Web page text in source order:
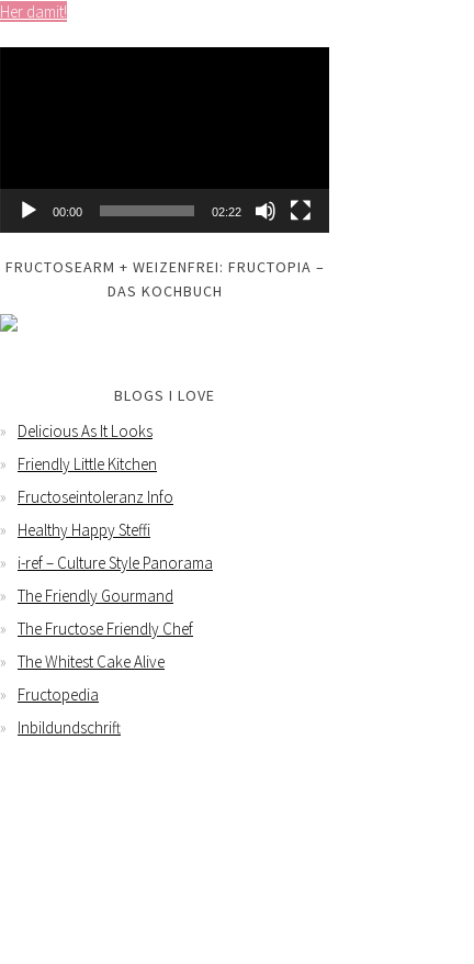
Her damit!
00:00 02:22
FRUCTOSEARM + WEIZENFREI: FRUCTOPIA –
DAS KOCHBUCH
BLOGS I LOVE
Delicious As It Looks
Friendly Little Kitchen
Fructoseintoleranz Info
Healthy Happy Steffi
i-ref – Culture Style Panorama
The Friendly Gourmand
The Fructose Friendly Chef
The Whitest Cake Alive
Fructopedia
Inbildundschrift